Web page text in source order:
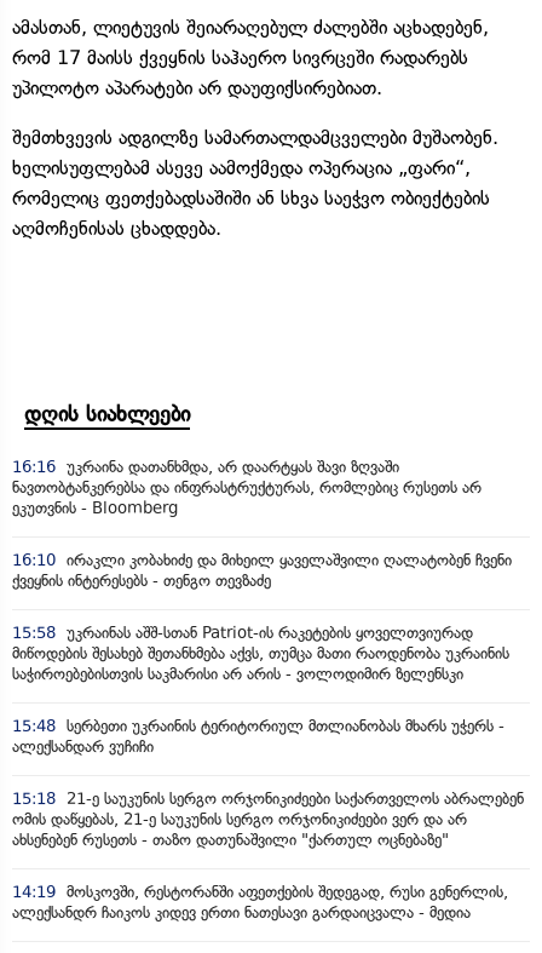
ამასთან, ლიეტუვის შეიარაღებულ ძალებში აცხადებენ,
რომ 17 მაისს ქვეყნის საჰაერო სივრცეში რადარებს
უპილოტო აპარატები არ დაუფიქსირებიათ.
შემთხვევის ადგილზე სამართალდამცველები მუშაობენ.
ხელისუფლებამ ასევე აამოქმედა ოპერაცია „ფარი“,
რომელიც ფეთქებადსაშიში ან სხვა საეჭვო ობიექტების
აღმოჩენისას ცხადდება.
დღის სიახლეები
16:16 უკრაინა დათანხმდა, არ დაარტყას შავი ზღვაში
ნავთობტანკერებსა და ინფრასტრუქტურას, რომლებიც რუსეთს არ
ეკუთვნის - Bloomberg
16:10 ირაკლი კობახიძე და მიხეილ ყაველაშვილი ღალატობენ ჩვენი
ქვეყნის ინტერესებს - თენგო თევზაძე
15:58 უკრაინას აშშ-სთან Patriot-ის რაკეტების ყოველთვიურად
მიწოდების შესახებ შეთანხმება აქვს, თუმცა მათი რაოდენობა უკრაინის
საჭიროებებისთვის საკმარისი არ არის - ვოლოდიმირ ზელენსკი
15:48 სერბეთი უკრაინის ტერიტორიულ მთლიანობას მხარს უჭერს -
ალექსანდარ ვუჩიჩი
15:18
21-ე საუკუნის სერგო ორჯონიკიძეები საქართველოს აბრალებენ
ომის დაწყებას, 21-ე საუკუნის სერგო ორჯონიკიძეები ვერ და არ
ახსენებენ რუსეთს - თაზო დათუნაშვილი "ქართულ ოცნებაზე"
14:19 მოსკოვში, რესტორანში აფეთქების შედეგად, რუსი გენერლის,
ალექსანდრ ჩაიკოს კიდევ ერთი ნათესავი გარდაიცვალა - მედია